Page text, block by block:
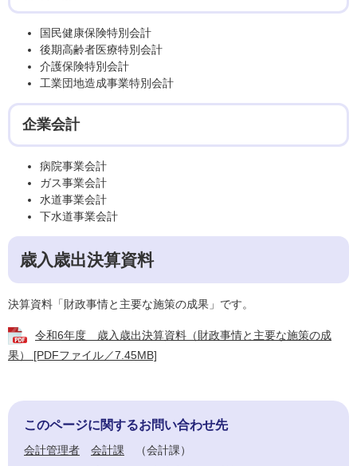
国民健康保険特別会計
後期高齢者医療特別会計
介護保険特別会計
工業団地造成事業特別会計
企業会計
病院事業会計
ガス事業会計
水道事業会計
下水道事業会計
歳入歳出決算資料
決算資料「財政事情と主要な施策の成果」です。
令和6年度 歳入歳出決算資料（財政事情と主要な施策の成
果） [PDFファイル／7.45MB]
このページに関するお問い合わせ先
会計管理者 会計課
会計課